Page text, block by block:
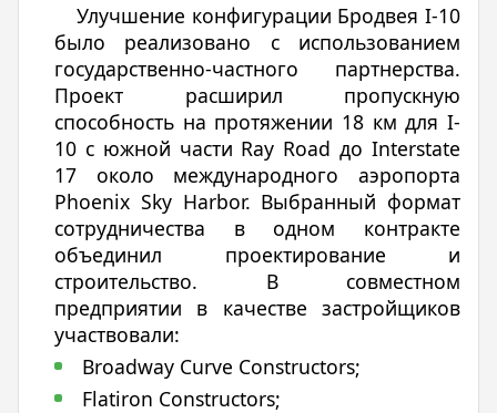
Улучшение конфигурации Бродвея I-10
было реализовано с использованием
государственно-частного партнерства.
Проект расширил пропускную
способность на протяжении 18 км для I-
10 с южной части Ray Road до Interstate
17 около международного аэропорта
Phoenix Sky Harbor. Выбранный формат
сотрудничества в одном контракте
объединил проектирование и
строительство. В совместном
предприятии в качестве застройщиков
участвовали:
Broadway Curve Constructors;
Flatiron Constructors;